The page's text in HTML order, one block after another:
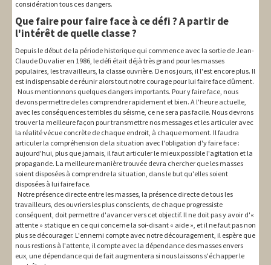
considération tous ces dangers.
Que faire pour faire face à ce défi ? A partir de
l'intérêt de quelle classe ?
Depuis le début de la période historique qui commence avec la sortie de Jean-
Claude Duvalier en 1986, le défi était déjà très grand pour les masses
populaires, les travailleurs, la classe ouvrière. De nos jours, il l'est encore plus. Il
est indispensable de réunir alors tout notre courage pour lui faire face dûment.
Nous mentionnons quelques dangers importants. Pour y faire face, nous
devons permettre de les comprendre rapidement et bien. A l'heure actuelle,
avec les conséquences terribles du séisme, ce ne sera pas facile. Nous devrons
trouver la meilleure façon pour transmettre nos messages et les articuler avec
la réalité vécue concrète de chaque endroit, à chaque moment. Il faudra
articuler la compréhension de la situation avec l'obligation d'y faire face :
aujourd'hui, plus que jamais, il faut articuler le mieux possible l'agitation et la
propagande. La meilleure manière trouvée devra chercher que les masses
soient disposées à comprendre la situation, dans le but qu'elles soient
disposées à lui faire face.
Notre présence directe entre les masses, la présence directe de tous les
travailleurs, des ouvriers les plus conscients, de chaque progressiste
conséquent, doit permettre d'avancer vers cet objectif. Il ne doit pas y avoir d'«
attente » statique en ce qui concerne la soi-disant « aide », et il ne faut pas non
plus se décourager. L'ennemi compte avec notre découragement, il espère que
nous restions à l'attente, il compte avec la dépendance des masses envers
eux, une dépendance qui de fait augmentera si nous laissons s'échapper le